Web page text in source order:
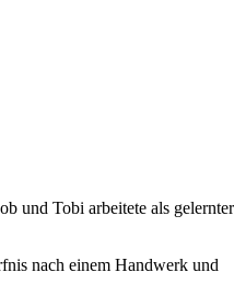
und Tobi arbeitete als gelernter
nach einem Handwerk und